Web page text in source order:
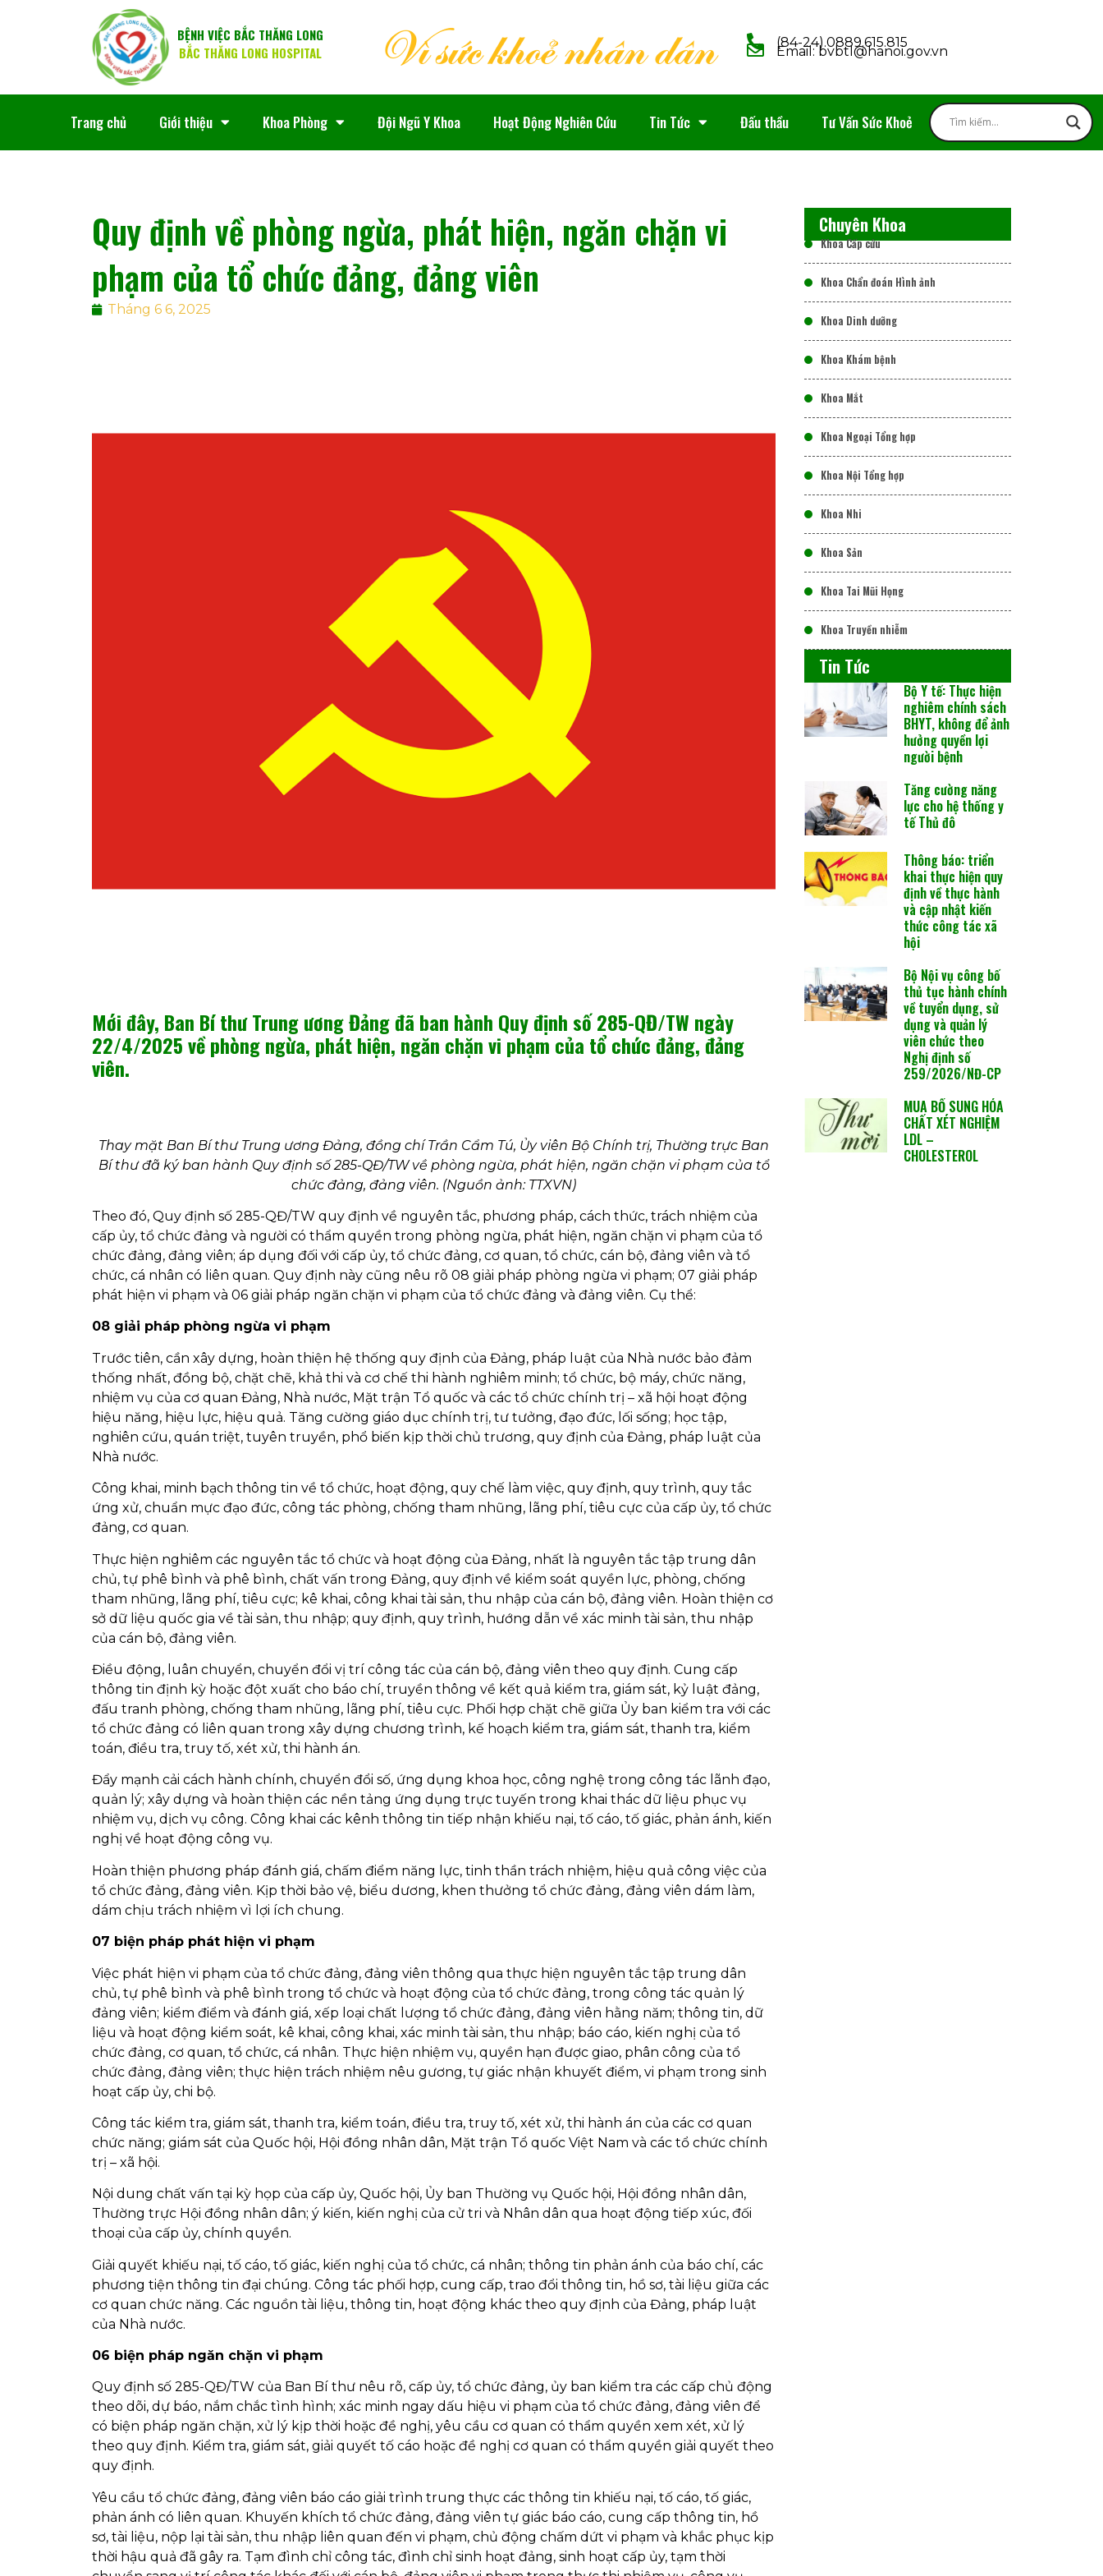
BỆNH VIỆC BẮC THĂNG LONG
BẮC THĂNG LONG HOSPITAL
(84-24).0889.615.815
Email: bvbtl@hanoi.gov.vn
Trang chủ Giới thiệu Khoa Phòng Đội Ngũ Y Khoa Hoạt Động Nghiên Cứu Tin Tức Đấu thầu Tư Vấn Sức Khoẻ
Quy định về phòng ngừa, phát hiện, ngăn chặn vi
phạm của tổ chức đảng, đảng viên
Tháng 6 6, 2025
Mới đây, Ban Bí thư Trung ương Đảng đã ban hành Quy định số 285-QĐ/TW ngày
22/4/2025 về phòng ngừa, phát hiện, ngăn chặn vi phạm của tổ chức đảng, đảng
viên.
Thay mặt Ban Bí thư Trung ương Đảng, đồng chí Trần Cẩm Tú, Ủy viên Bộ Chính trị, Thường trực Ban
Bí thư đã ký ban hành Quy định số 285-QĐ/TW về phòng ngừa, phát hiện, ngăn chặn vi phạm của tổ
chức đảng, đảng viên. (Nguồn ảnh: TTXVN)
Theo đó, Quy định số 285-QĐ/TW quy định về nguyên tắc, phương pháp, cách thức, trách nhiệm của
cấp ủy, tổ chức đảng và người có thẩm quyền trong phòng ngừa, phát hiện, ngăn chặn vi phạm của tổ
chức đảng, đảng viên; áp dụng đối với cấp ủy, tổ chức đảng, cơ quan, tổ chức, cán bộ, đảng viên và tổ
chức, cá nhân có liên quan. Quy định này cũng nêu rõ 08 giải pháp phòng ngừa vi phạm; 07 giải pháp
phát hiện vi phạm và 06 giải pháp ngăn chặn vi phạm của tổ chức đảng và đảng viên. Cụ thể:
08 giải pháp phòng ngừa vi phạm
Trước tiên, cần xây dựng, hoàn thiện hệ thống quy định của Đảng, pháp luật của Nhà nước bảo đảm
thống nhất, đồng bộ, chặt chẽ, khả thi và cơ chế thi hành nghiêm minh; tổ chức, bộ máy, chức năng,
nhiệm vụ của cơ quan Đảng, Nhà nước, Mặt trận Tổ quốc và các tổ chức chính trị – xã hội hoạt động
hiệu năng, hiệu lực, hiệu quả. Tăng cường giáo dục chính trị, tư tưởng, đạo đức, lối sống; học tập,
nghiên cứu, quán triệt, tuyên truyền, phổ biến kịp thời chủ trương, quy định của Đảng, pháp luật của
Nhà nước.
Công khai, minh bạch thông tin về tổ chức, hoạt động, quy chế làm việc, quy định, quy trình, quy tắc
ứng xử, chuẩn mực đạo đức, công tác phòng, chống tham nhũng, lãng phí, tiêu cực của cấp ủy, tổ chức
đảng, cơ quan.
Thực hiện nghiêm các nguyên tắc tổ chức và hoạt động của Đảng, nhất là nguyên tắc tập trung dân
chủ, tự phê bình và phê bình, chất vấn trong Đảng, quy định về kiểm soát quyền lực, phòng, chống
tham nhũng, lãng phí, tiêu cực; kê khai, công khai tài sản, thu nhập của cán bộ, đảng viên. Hoàn thiện cơ
sở dữ liệu quốc gia về tài sản, thu nhập; quy định, quy trình, hướng dẫn về xác minh tài sản, thu nhập
của cán bộ, đảng viên.
Điều động, luân chuyển, chuyển đổi vị trí công tác của cán bộ, đảng viên theo quy định. Cung cấp
thông tin định kỳ hoặc đột xuất cho báo chí, truyền thông về kết quả kiểm tra, giám sát, kỷ luật đảng,
đấu tranh phòng, chống tham nhũng, lãng phí, tiêu cực. Phối hợp chặt chẽ giữa Ủy ban kiểm tra với các
tổ chức đảng có liên quan trong xây dựng chương trình, kế hoạch kiểm tra, giám sát, thanh tra, kiểm
toán, điều tra, truy tố, xét xử, thi hành án.
Đẩy mạnh cải cách hành chính, chuyển đổi số, ứng dụng khoa học, công nghệ trong công tác lãnh đạo,
quản lý; xây dựng và hoàn thiện các nền tảng ứng dụng trực tuyến trong khai thác dữ liệu phục vụ
nhiệm vụ, dịch vụ công. Công khai các kênh thông tin tiếp nhận khiếu nại, tố cáo, tố giác, phản ánh, kiến
nghị về hoạt động công vụ.
Hoàn thiện phương pháp đánh giá, chấm điểm năng lực, tinh thần trách nhiệm, hiệu quả công việc của
tổ chức đảng, đảng viên. Kịp thời bảo vệ, biểu dương, khen thưởng tổ chức đảng, đảng viên dám làm,
dám chịu trách nhiệm vì lợi ích chung.
07 biện pháp phát hiện vi phạm
Việc phát hiện vi phạm của tổ chức đảng, đảng viên thông qua thực hiện nguyên tắc tập trung dân
chủ, tự phê bình và phê bình trong tổ chức và hoạt động của tổ chức đảng, trong công tác quản lý
đảng viên; kiểm điểm và đánh giá, xếp loại chất lượng tổ chức đảng, đảng viên hằng năm; thông tin, dữ
liệu và hoạt động kiểm soát, kê khai, công khai, xác minh tài sản, thu nhập; báo cáo, kiến nghị của tổ
chức đảng, cơ quan, tổ chức, cá nhân. Thực hiện nhiệm vụ, quyền hạn được giao, phân công của tổ
chức đảng, đảng viên; thực hiện trách nhiệm nêu gương, tự giác nhận khuyết điểm, vi phạm trong sinh
hoạt cấp ủy, chi bộ.
Công tác kiểm tra, giám sát, thanh tra, kiểm toán, điều tra, truy tố, xét xử, thi hành án của các cơ quan
chức năng; giám sát của Quốc hội, Hội đồng nhân dân, Mặt trận Tổ quốc Việt Nam và các tổ chức chính
trị – xã hội.
Nội dung chất vấn tại kỳ họp của cấp ủy, Quốc hội, Ủy ban Thường vụ Quốc hội, Hội đồng nhân dân,
Thường trực Hội đồng nhân dân; ý kiến, kiến nghị của cử tri và Nhân dân qua hoạt động tiếp xúc, đối
thoại của cấp ủy, chính quyền.
Giải quyết khiếu nại, tố cáo, tố giác, kiến nghị của tổ chức, cá nhân; thông tin phản ánh của báo chí, các
phương tiện thông tin đại chúng. Công tác phối hợp, cung cấp, trao đổi thông tin, hồ sơ, tài liệu giữa các
cơ quan chức năng. Các nguồn tài liệu, thông tin, hoạt động khác theo quy định của Đảng, pháp luật
của Nhà nước.
06 biện pháp ngăn chặn vi phạm
Quy định số 285-QĐ/TW của Ban Bí thư nêu rõ, cấp ủy, tổ chức đảng, ủy ban kiểm tra các cấp chủ động
theo dõi, dự báo, nắm chắc tình hình; xác minh ngay dấu hiệu vi phạm của tổ chức đảng, đảng viên để
có biện pháp ngăn chặn, xử lý kịp thời hoặc đề nghị, yêu cầu cơ quan có thẩm quyền xem xét, xử lý
theo quy định. Kiểm tra, giám sát, giải quyết tố cáo hoặc đề nghị cơ quan có thẩm quyền giải quyết theo
quy định.
Yêu cầu tổ chức đảng, đảng viên báo cáo giải trình trung thực các thông tin khiếu nại, tố cáo, tố giác,
phản ánh có liên quan. Khuyến khích tổ chức đảng, đảng viên tự giác báo cáo, cung cấp thông tin, hồ
sơ, tài liệu, nộp lại tài sản, thu nhập liên quan đến vi phạm, chủ động chấm dứt vi phạm và khắc phục kịp
thời hậu quả đã gây ra. Tạm đình chỉ công tác, đình chỉ sinh hoạt đảng, sinh hoạt cấp ủy, tạm thời
Chuyên Khoa
Khoa Cấp cứu
Khoa Chẩn đoán Hình ảnh
Khoa Dinh dưỡng
Khoa Khám bệnh
Khoa Mắt
Khoa Ngoại Tổng hợp
Khoa Nội Tổng hợp
Khoa Nhi
Khoa Sản
Khoa Tai Mũi Họng
Khoa Truyền nhiễm
Tin Tức
Bộ Y tế: Thực hiện
nghiêm chính sách
BHYT, không để ảnh
hưởng quyền lợi
người bệnh
Tăng cường năng
lực cho hệ thống y
tế Thủ đô
Thông báo: triển
khai thực hiện quy
định về thực hành
và cập nhật kiến
thức công tác xã
hội
Bộ Nội vụ công bố
thủ tục hành chính
về tuyển dụng, sử
dụng và quản lý
viên chức theo
Nghị định số
259/2026/NĐ-CP
MUA BỔ SUNG HÓA
CHẤT XÉT NGHIỆM
LDL –
CHOLESTEROL